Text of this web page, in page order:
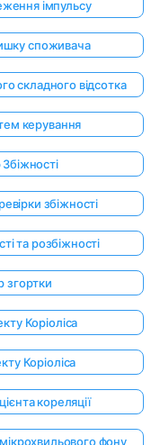
імпульсу
споживача
складного відсотка
керування
збіжності
та розбіжності
згортки
Коріоліса
Коріоліса
кореляції
фону